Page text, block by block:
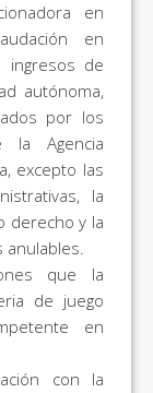
en
en
ingresos de
autónoma,
por los
la Agencia
excepto las
la
derecho y la
anulables.
que la
de juego
en
con la